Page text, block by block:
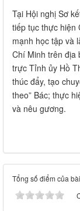
Tại Hội nghị Sơ
tiếp tục thực hiện
mạnh học tập và
Chí Minh trên địa
trực Tỉnh ủy Hồ
thúc đẩy, tạo
theo” Bác; thực
và nêu gương.
Tổng số điểm của